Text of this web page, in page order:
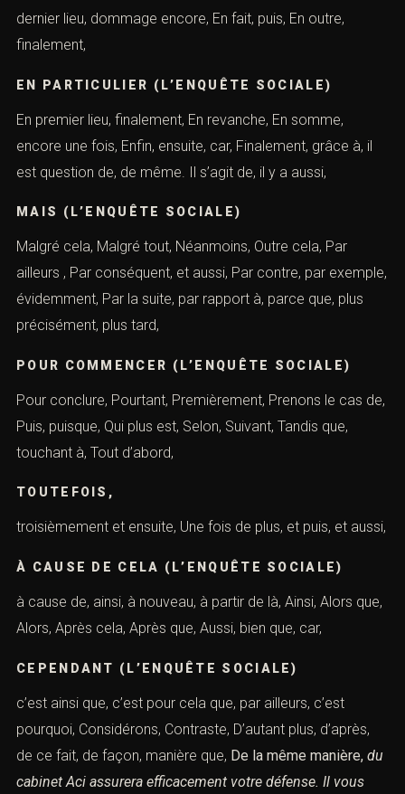
dernier lieu, dommage encore, En fait, puis, En outre,
finalement,
EN PARTICULIER (L’ENQUÊTE SOCIALE)
En premier lieu, finalement, En revanche, En somme,
encore une fois, Enfin, ensuite, car, Finalement, grâce à, il
est question de, de même. Il s’agit de, il y a aussi,
MAIS (L’ENQUÊTE SOCIALE)
Malgré cela, Malgré tout, Néanmoins, Outre cela, Par
ailleurs , Par conséquent, et aussi, Par contre, par exemple,
évidemment, Par la suite, par rapport à, parce que, plus
précisément, plus tard,
POUR COMMENCER (L’ENQUÊTE SOCIALE)
Pour conclure, Pourtant, Premièrement, Prenons le cas de,
Puis, puisque, Qui plus est, Selon, Suivant, Tandis que,
touchant à, Tout d’abord,
TOUTEFOIS,
troisièmement et ensuite, Une fois de plus, et puis, et aussi,
À CAUSE DE CELA (L’ENQUÊTE SOCIALE)
à cause de, ainsi, à nouveau, à partir de là, Ainsi, Alors que,
Alors, Après cela, Après que, Aussi, bien que, car,
CEPENDANT (L’ENQUÊTE SOCIALE)
c’est ainsi que, c’est pour cela que, par ailleurs, c’est
pourquoi, Considérons, Contraste, D’autant plus, d’après,
de ce fait, de façon, manière que, De la même manière, du
cabinet Aci assurera efficacement votre défense. Il vous